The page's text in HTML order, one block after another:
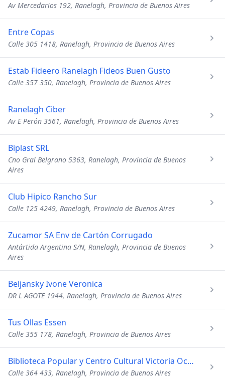
Av Mercedarios 192, Ranelagh, Provincia de Buenos Aires
Entre Copas
Calle 305 1418, Ranelagh, Provincia de Buenos Aires
Estab Fideero Ranelagh Fideos Buen Gusto
Calle 357 350, Ranelagh, Provincia de Buenos Aires
Ranelagh Ciber
Av E Perón 3561, Ranelagh, Provincia de Buenos Aires
Biplast SRL
Cno Gral Belgrano 5363, Ranelagh, Provincia de Buenos
Aires
Club Hipico Rancho Sur
Calle 125 4249, Ranelagh, Provincia de Buenos Aires
Zucamor SA Env de Cartón Corrugado
Antártida Argentina S/N, Ranelagh, Provincia de Buenos
Aires
Beljansky Ivone Veronica
DR L AGOTE 1944, Ranelagh, Provincia de Buenos Aires
Tus Ollas Essen
Calle 355 178, Ranelagh, Provincia de Buenos Aires
Biblioteca Popular y Centro Cultural Victoria Ocampo
Calle 364 433, Ranelagh, Provincia de Buenos Aires